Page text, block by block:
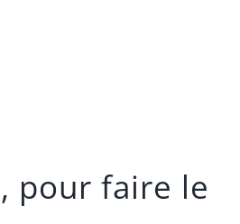
, pour faire le